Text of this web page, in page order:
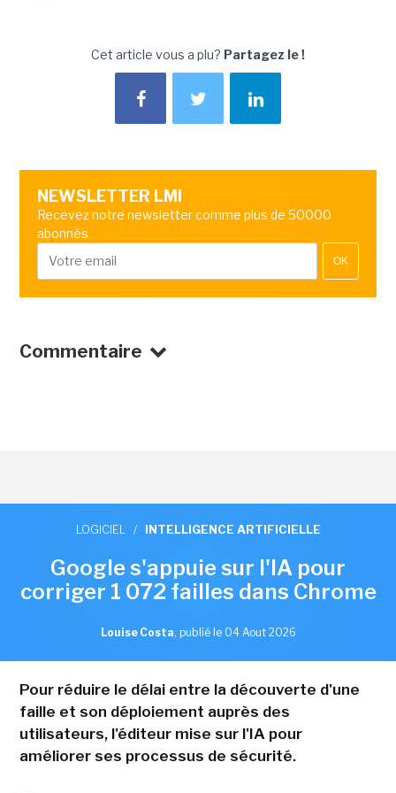
Cet article vous a plu? Partagez le !
NEWSLETTER LMI
Recevez notre newsletter comme plus de 50000
abonnés
OK
Commentaire
LOGICIEL / INTELLIGENCE ARTIFICIELLE
Google s'appuie sur l'IA pour
corriger 1 072 failles dans Chrome
Louise Costa, publié le 04 Aout 2026
Pour réduire le délai entre la découverte d'une
faille et son déploiement auprès des
utilisateurs, l'éditeur mise sur l'IA pour
améliorer ses processus de sécurité.